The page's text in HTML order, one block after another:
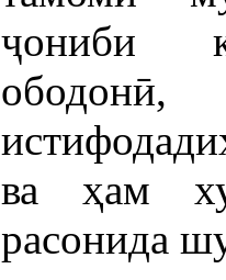
ҷониби
ва ҳам
расонида